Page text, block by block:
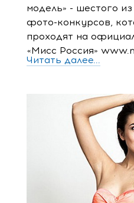
модель» - шестого
фото-конкурсов,
проходят на
«Мисс Россия»
Читать далее...